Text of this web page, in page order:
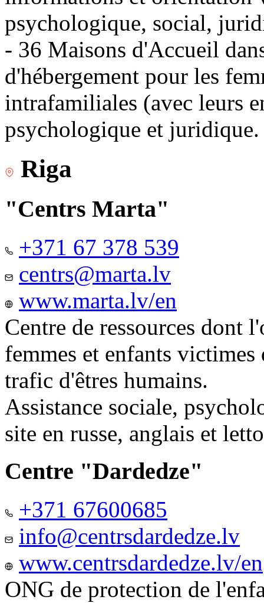
psychologique, social,
- 36 Maisons d'Accueil
d'hébergement pour les
intrafamiliales (avec leurs
psychologique et juridique.
Riga
"Centrs Marta"
+371 67 378 539
centrs@marta.lv
www.marta.lv/en
Centre de ressources dont
femmes et enfants
trafic d'êtres humains.
Assistance sociale,
site en russe, anglais et
Centre "Dardedze"
+371 67600685
info@centrsdardedze.lv
www.centrsdardedze.lv/en
ONG de protection de